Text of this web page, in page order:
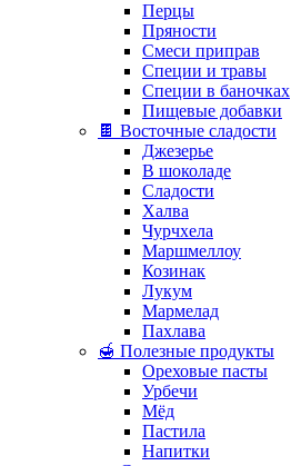
Перцы
Пряности
Смеси приправ
Специи и травы
Специи в баночках
Пищевые добавки
🍫 Восточные сладости
Джезерье
В шоколаде
Сладости
Халва
Чурчхела
Маршмеллоу
Козинак
Лукум
Мармелад
Пахлава
🍯 Полезные продукты
Ореховые пасты
Урбечи
Мёд
Пастила
Напитки